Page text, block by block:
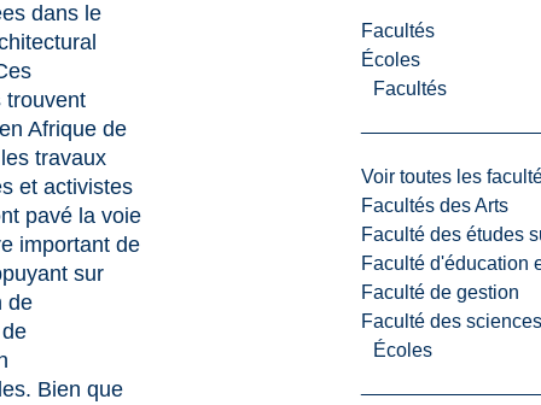
Facultés
Écoles
Facultés
Voir toutes les
Facultés des Arts
Faculté des études
Faculté d'éducation
Faculté de gestion
Faculté des
Écoles
dans le
trouvent
Afrique de
travaux
et activistes
pavé la voie
important de
sur
de
Bien que